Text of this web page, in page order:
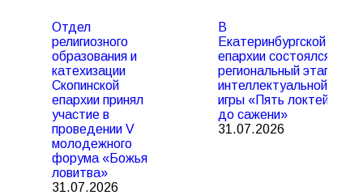
Отдел
религиозного
образования и
катехизации
Скопинской
епархии принял
участие в
проведении V
молодежного
форума «Божья
ловитва»
31.07.2026
В
Екатеринбургской
епархии состоялся
региональный этап
интеллектуальной
игры «Пять локтей
до сажени»
31.07.2026